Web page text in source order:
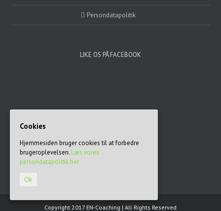
Persondatapolitik
LIKE OS PÅ FACEBOOK
KONTAKTINFORMATION
Email:EN@emilnicolaisen.com
Copyright 2017 EN-Coaching | All Rights Reserved
Cookies
Hjemmesiden bruger cookies til at forbedre
brugeroplevelsen. Læs vores
persondatapolitik her
Ok